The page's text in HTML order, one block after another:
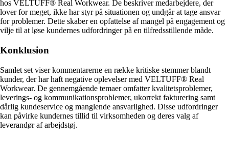
hos VELTUFF® Real Workwear. De beskriver medarbejdere, der
lover for meget, ikke har styr på situationen og undgår at tage ansvar
for problemer. Dette skaber en opfattelse af mangel på engagement og
vilje til at løse kundernes udfordringer på en tilfredsstillende måde.
Konklusion
Samlet set viser kommentarerne en række kritiske stemmer blandt
kunder, der har haft negative oplevelser med VELTUFF® Real
Workwear. De gennemgående temaer omfatter kvalitetsproblemer,
leverings- og kommunikationsproblemer, ukorrekt fakturering samt
dårlig kundeservice og manglende ansvarlighed. Disse udfordringer
kan påvirke kundernes tillid til virksomheden og deres valg af
leverandør af arbejdstøj.